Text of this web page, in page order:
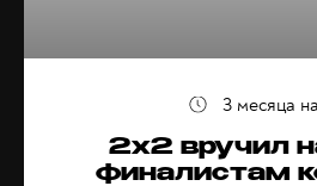
2х2 вручил
финалистам
3 месяца